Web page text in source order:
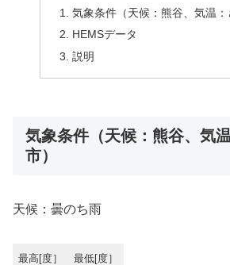
気象条件（天候：熊谷、気温：
HEMSデータ
説明
気象条件（天候：熊谷、気
市）
天候：曇のち雨
最高[度］ 最低[度］